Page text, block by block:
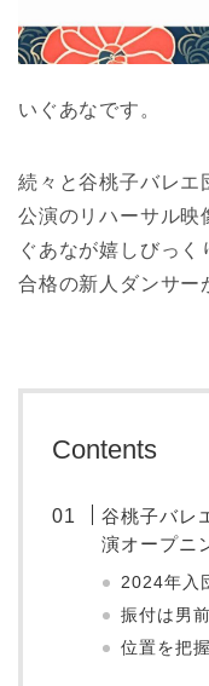
いぐあなです。
続々と谷桃子バレエ
公演のリハーサル映
ぐあなが嬉しびっ
合格の新人ダンサー
Contents
谷桃子バレ
演オープニ
2024年入
振付は男
位置を把